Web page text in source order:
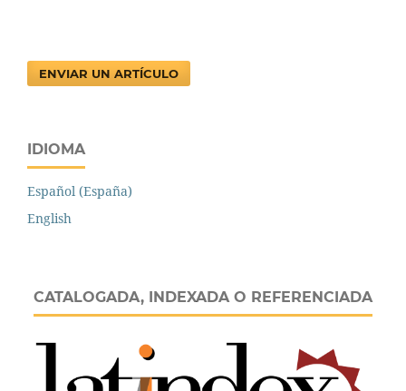
ENVIAR UN ARTÍCULO
IDIOMA
Español (España)
English
CATALOGADA, INDEXADA O REFERENCIADA